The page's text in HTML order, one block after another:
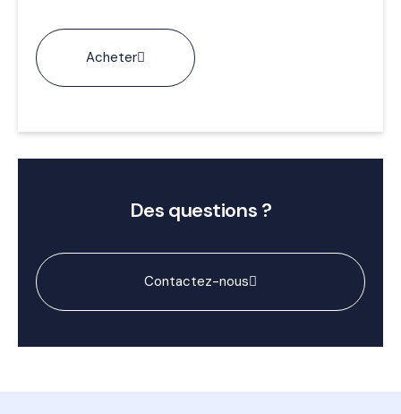
Acheter
Des questions ?
Contactez-nous